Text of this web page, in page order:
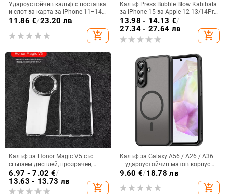
Удароустойчив калъф с поставка
и слот за карта за iPhone 11–14
Pro Max, изкуствена кожа,
11.86 €/23.20 лв
add_shopping_cart
Калъф Press Bubble Blow Kabibala
за iPhone 15 за Apple 12 13/14Pro
Max, устойчив на изпускане 11
13.98 - 14.13 €/
27.34 - 27.64 лв
add_shopping_cart
Калъф за Honor Magic V5 със
сгъваем дисплей, прозрачен,
лъскав, PC материал
6.97 - 7.02 €/
13.63 - 13.73 лв
add_shopping_cart
Калъф за Galaxy A56 / A26 / A36
– удароустойчив матов корпус
от PC+TPU с текстура на кожа
9.60 €/18.78 лв
add_shopping_cart